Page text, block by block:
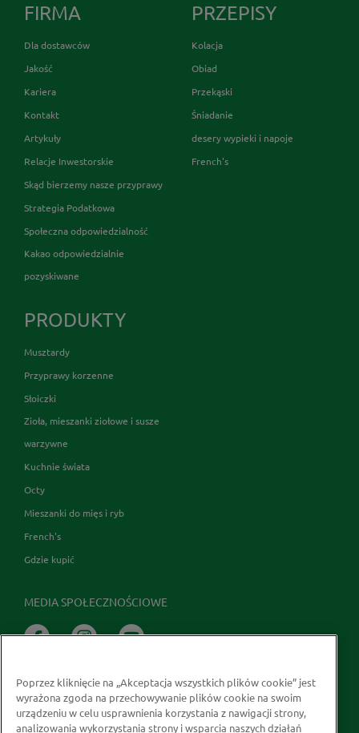
FIRMA
Dla dostawców
Jakość
Kariera
Kontakt
Artykuły
Relacje Inwestorskie
Skąd bierzemy nasze przyprawy
Strategia Podatkowa
Społeczna odpowiedzialność
Kakao odpowiedzialnie
pozyskiwane
PRZEPISY
Kolacja
Obiad
Przekąski
Śniadanie
desery wypieki i napoje
French's
PRODUKTY
Musztardy
Przyprawy korzenne
Słoiczki
Zioła, mieszanki ziołowe i susze
warzywne
Kuchnie świata
Octy
Mieszanki do mięs i ryb
French's
Gdzie kupić
MEDIA SPOŁECZNOŚCIOWE
Poprzez kliknięcie na „Akceptacja wszystkich plików cookie” jest
wyrażona zgoda na przechowywanie plików cookie na swoim
urządzeniu w celu usprawnienia korzystania z nawigacji strony,
analizowania wykorzystania strony i wsparcia naszych działań